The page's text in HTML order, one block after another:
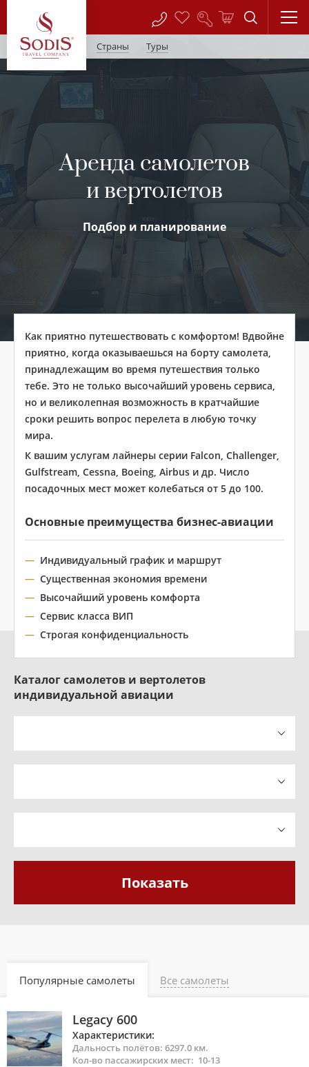
Страны Туры
Аренда самолетов
и вертолетов
Подбор и планирование
Как приятно путешествовать с комфортом! Вдвойне
приятно, когда оказываешься на борту самолета,
принадлежащим во время путешествия только
тебе. Это не только высочайший уровень сервиса,
но и великолепная возможность в кратчайшие
сроки решить вопрос перелета в любую точку
мира.
К вашим услугам лайнеры серии Falcon, Challenger,
Gulfstream, Cessna, Boeing, Airbus и др. Число
посадочных мест может колебаться от 5 до 100.
Основные преимущества бизнес-авиации
Индивидуальный график и маршрут
Существенная экономия времени
Высочайший уровень комфорта
Сервис класса ВИП
Строгая конфиденциальность
Каталог самолетов и вертолетов
индивидуальной авиации
Показать
Популярные самолеты Все самолеты
Legacy 600
Характеристики:
Дальность полётов: 6297.0 км.
Кол-во пассажирских мест: 10-13